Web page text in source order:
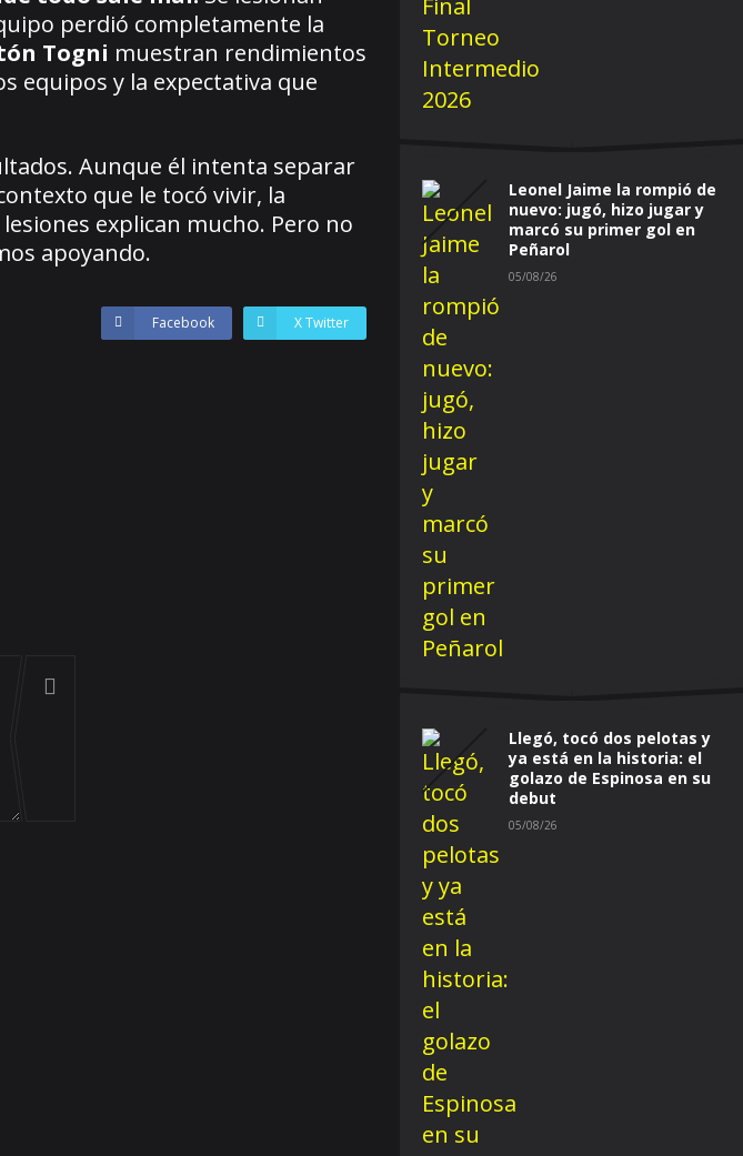
perdió completamente la
Togni muestran rendimientos
equipos y la expectativa que
Aunque él intenta separar
que le tocó vivir, la
explican mucho. Pero no
apoyando.
Facebook X Twitter
Leonel Jaime la rompió de
nuevo: jugó, hizo jugar y
marcó su primer gol en
Peñarol
05/08/26
Llegó, tocó dos pelotas y
ya está en la historia: el
golazo de Espinosa en su
debut
05/08/26